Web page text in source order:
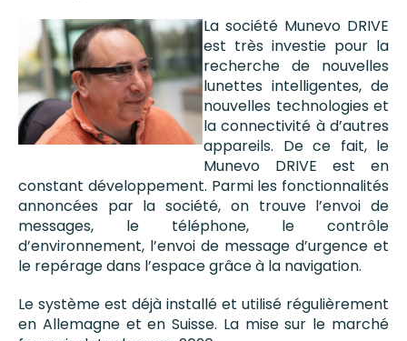
La société Munevo DRIVE
est très investie pour la
recherche de nouvelles
lunettes intelligentes, de
nouvelles technologies et
la connectivité à d’autres
appareils. De ce fait, le
Munevo DRIVE est en
constant développement. Parmi les fonctionnalités
annoncées par la société, on trouve l’envoi de
messages, le téléphone, le contrôle
d’environnement, l’envoi de message d’urgence et
le repérage dans l’espace grâce à la navigation.
Le système est déjà installé et utilisé régulièrement
en Allemagne et en Suisse. La mise sur le marché